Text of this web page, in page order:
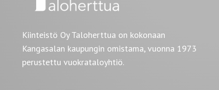
Kiinteistö Oy Taloherttua on kokonaan
Kangasalan kaupungin omistama, vuonna 1973
perustettu vuokrataloyhtiö.